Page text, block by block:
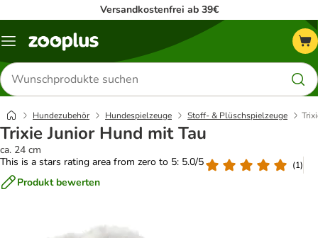
Versandkostenfrei ab 39€
Menü
Produkte
suchen
Hundezubehör Hundespielzeuge Stoff- & Plüschspielzeuge
Trixie Junior Hund mit Tau
ca. 24 cm
This is a stars rating area from zero to 5: 5.0/5
(1)
Produkt bewerten